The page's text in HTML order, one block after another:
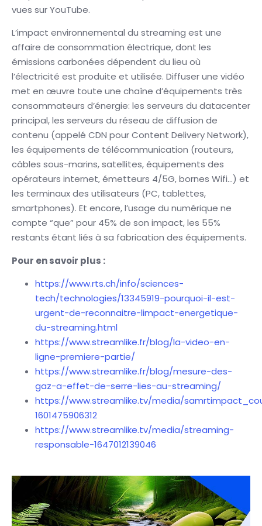
vues sur YouTube.
L’impact environnemental du streaming est une
affaire de consommation électrique, dont les
émissions carbonées dépendent du lieu où
l’électricité est produite et utilisée. Diffuser une vidéo
met en œuvre toute une chaîne d’équipements très
consommateurs d’énergie: les serveurs du datacenter
principal, les serveurs du réseau de diffusion de
contenu (appelé CDN pour Content Delivery Network),
les équipements de télécommunication (routeurs,
câbles sous-marins, satellites, équipements des
opérateurs internet, émetteurs 4/5G, bornes Wifi…) et
les terminaux des utilisateurs (PC, tablettes,
smartphones). Et encore, l’usage du numérique ne
compte “que” pour 45% de son impact, les 55%
restants étant liés à sa fabrication des équipements.
Pour en savoir plus :
https://www.rts.ch/info/sciences-
tech/technologies/13345919-pourquoi-il-est-
urgent-de-reconnaitre-limpact-energetique-
du-streaming.html
https://www.streamlike.fr/blog/la-video-en-
ligne-premiere-partie/
https://www.streamlike.fr/blog/mesure-des-
gaz-a-effet-de-serre-lies-au-streaming/
https://www.streamlike.tv/media/
1601475906312
https://www.streamlike.tv/media/streaming-
responsable-1647012139046